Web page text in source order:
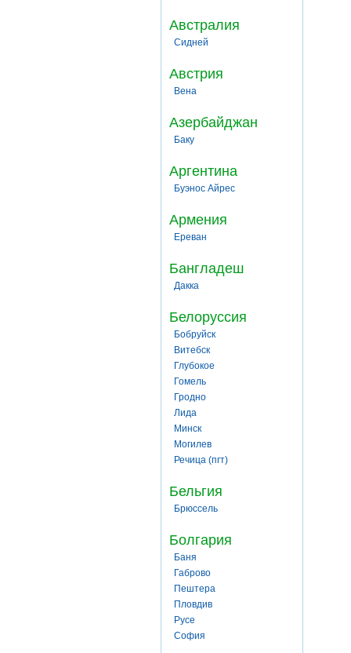
Австралия
Сидней
Австрия
Вена
Азербайджан
Баку
Аргентина
Буэнос Айрес
Армения
Ереван
Бангладеш
Дакка
Белоруссия
Бобруйск
Витебск
Глубокое
Гомель
Гродно
Лида
Минск
Могилев
Речица (пгт)
Бельгия
Брюссель
Болгария
Баня
Габрово
Пештера
Пловдив
Русе
София